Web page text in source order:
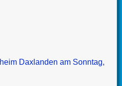
Daxlanden am Sonntag,